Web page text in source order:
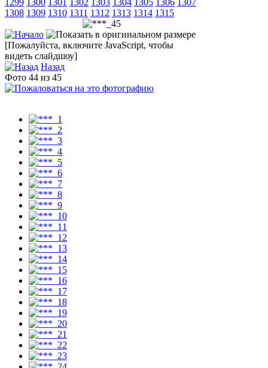
1308 1309 1310 1311 1312 1313 1314 1315
[Пожалуйста, включите JavaScript, чтобы
видеть слайдшоу]
Назад
Фото 44 из 45